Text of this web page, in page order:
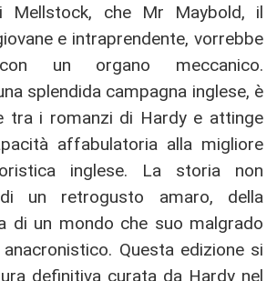
Mellstock, che Mr Maybold, il
e intraprendente, vorrebbe
un organo meccanico.
splendida campagna inglese, è
tra i romanzi di Hardy e attinge
affabulatoria alla migliore
inglese. La storia non
un retrogusto amaro, della
di un mondo che suo malgrado
Questa edizione si
definitiva curata da Hardy nel